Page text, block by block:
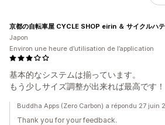
基本的なシステムは揃っています。
もう少しサイズ調整が出来れば最高です！
京都の自転車屋 CYCLE SHOP eirin ＆ サイクルハ
Japon
Environ une heure d’utilisation de l’application
Buddha Apps (Zero Carbon) a répondu 27 juin
Thank you for your feedback.